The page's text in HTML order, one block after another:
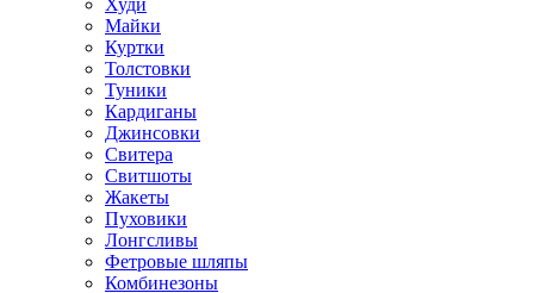
Майки
Куртки
Толстовки
Туники
Кардиганы
Джинсовки
Свитера
Свитшоты
Жакеты
Пуховики
Лонгсливы
Фетровые шляпы
Комбинезоны